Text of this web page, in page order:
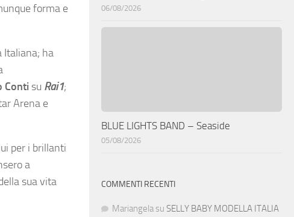
forma e
Italiana; ha
Conti su Rai1;
Arena e
per i brillanti
a
sua vita
06/08/2026
BLUE LIGHTS BAND – Seaside
05/08/2026
COMMENTI RECENTI
Mariangela su SELLY BABY MODELLA ITALIA